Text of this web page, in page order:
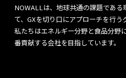
NOWALLは、地球共通の課題であ
て、 GXを切り口にアプローチを行う
私たちはエネルギー分野と食品分野
番貢献する会社を目指しています。